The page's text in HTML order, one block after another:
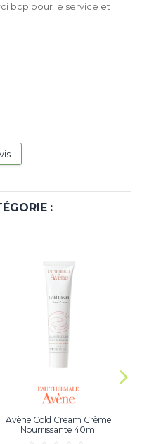
bcp pour le service et
:
Avène Cold Cream Crème
Nourrissante 40ml